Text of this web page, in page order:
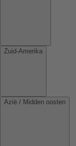
Zuid-Amerika
Azië / Midden oosten